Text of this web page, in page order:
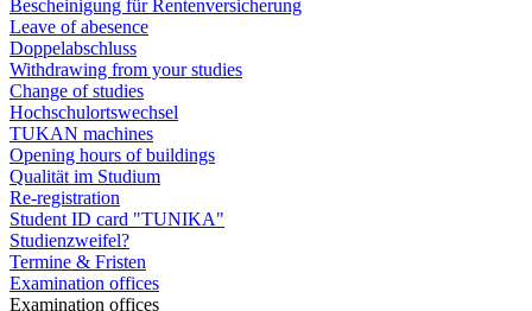
Bescheinigung für Rentenversicherung
Leave of abesence
Doppelabschluss
Withdrawing from your studies
Change of studies
Hochschulortswechsel
TUKAN machines
Opening hours of buildings
Qualität im Studium
Re-registration
Student ID card "TUNIKA"
Studienzweifel?
Termine & Fristen
Examination offices
Examination offices